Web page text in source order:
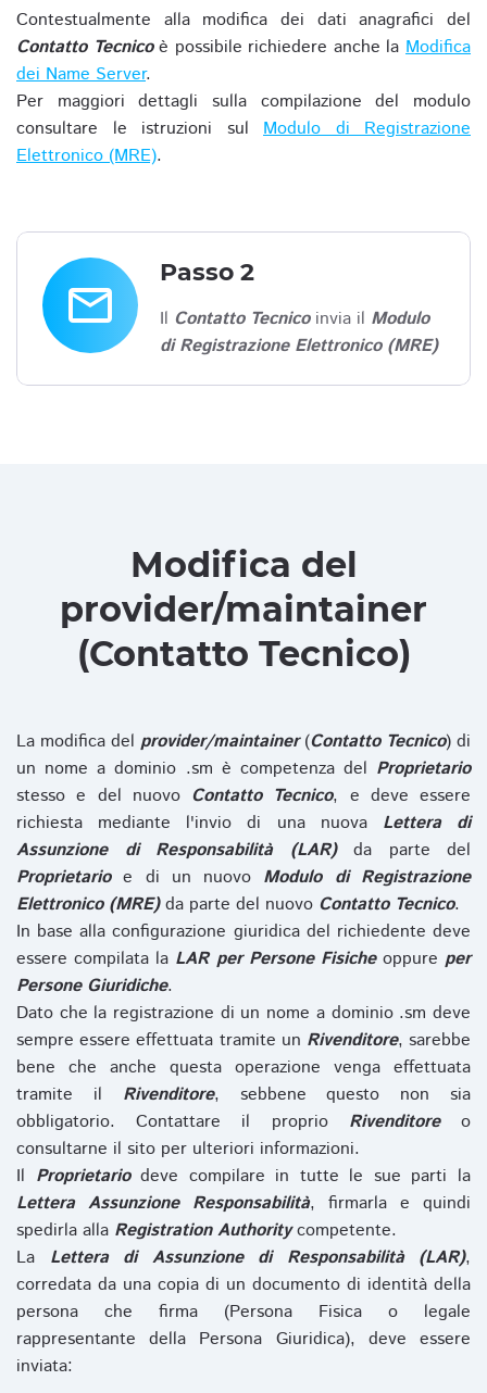
Contestualmente alla modifica dei dati anagrafici del
Contatto Tecnicoè possibile richiedere anche laModifica
dei Name Server.
Per maggiori dettagli sulla compilazione del modulo
consultare le istruzioni sul Modulo di Registrazione
Elettronico (MRE).
email
Passo 2
Il Contatto Tecnicoinvia il Modulo
di Registrazione Elettronico (MRE)
Modifica del
provider/maintainer
(Contatto Tecnico)
La modifica del provider/maintainer(Contatto Tecnico) di
un nome a dominio .sm è competenza del Proprietario
stesso e del nuovo Contatto Tecnico, e deve essere
richiesta mediante l'invio di una nuova Lettera di
Assunzione di Responsabilità (LAR)da parte del
Proprietarioe di un nuovo Modulo di Registrazione
Elettronico (MRE)da parte del nuovo Contatto Tecnico.
In base alla configurazione giuridica del richiedente deve
essere compilata la LAR per Persone Fisicheoppure per
Persone Giuridiche.
Dato che la registrazione di un nome a dominio .sm deve
sempre essere effettuata tramite un Rivenditore, sarebbe
bene che anche questa operazione venga effettuata
tramite il Rivenditore, sebbene questo non sia
obbligatorio. Contattare il proprio Rivenditoreo
consultarne il sito per ulteriori informazioni.
Il Proprietariodeve compilare in tutte le sue parti la
Lettera Assunzione Responsabilità, firmarla e quindi
spedirla alla Registration Authoritycompetente.
La Lettera di Assunzione di Responsabilità (LAR),
corredata da una copia di un documento di identità della
persona che firma (Persona Fisica o legale
rappresentante della Persona Giuridica), deve essere
inviata: